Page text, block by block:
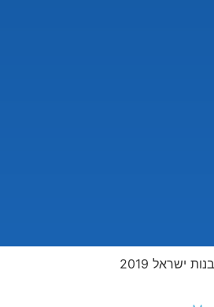
ישראל 2019